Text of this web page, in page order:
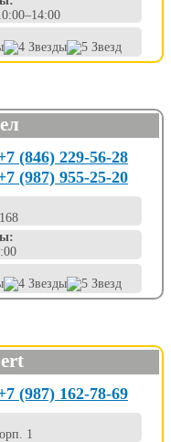
(846) 229-56-28
(987) 955-25-20
(987) 162-78-69
1